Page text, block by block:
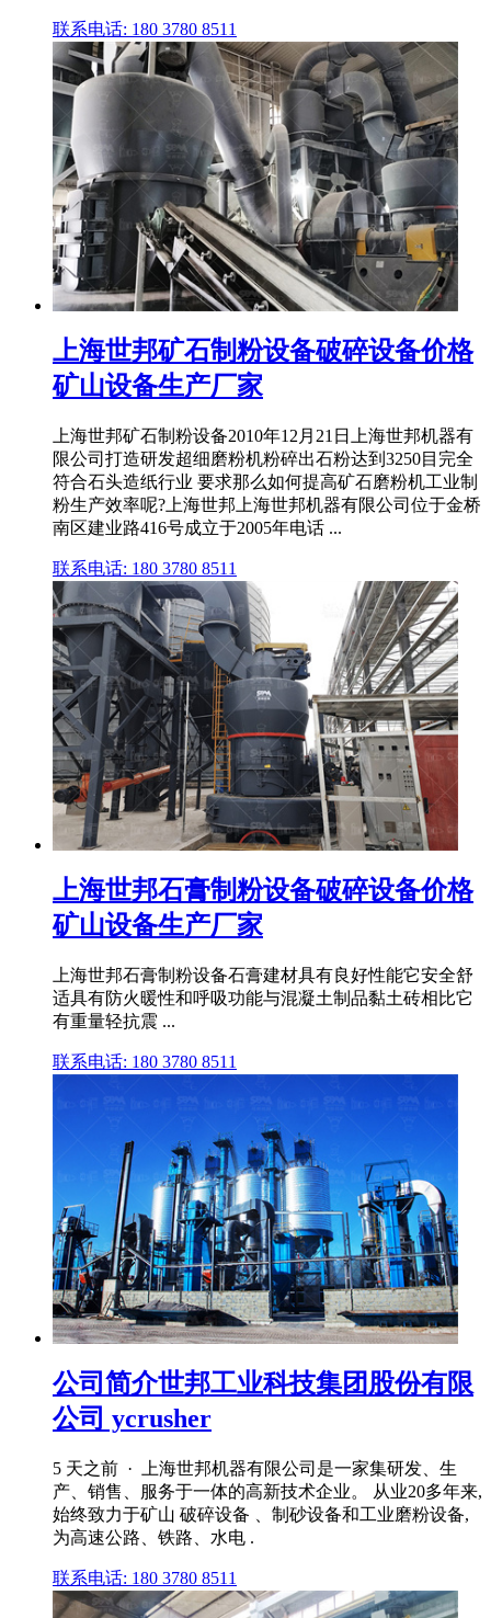
联系电话: 180 3780 8511
上海世邦矿石制粉设备破碎设备价格
矿山设备生产厂家
上海世邦矿石制粉设备2010年12月21日上海世邦机器有
限公司打造研发超细磨粉机粉碎出石粉达到3250目完全
符合石头造纸行业 要求那么如何提高矿石磨粉机工业制
粉生产效率呢?上海世邦上海世邦机器有限公司位于金桥
南区建业路416号成立于2005年电话 ...
联系电话: 180 3780 8511
上海世邦石膏制粉设备破碎设备价格
矿山设备生产厂家
上海世邦石膏制粉设备石膏建材具有良好性能它安全舒
适具有防火暖性和呼吸功能与混凝土制品黏土砖相比它
有重量轻抗震 ...
联系电话: 180 3780 8511
公司简介世邦工业科技集团股份有限
公司 ycrusher
5 天之前 · 上海世邦机器有限公司是一家集研发、生
产、销售、服务于一体的高新技术企业。 从业20多年来,
始终致力于矿山 破碎设备 、制砂设备和工业磨粉设备,
为高速公路、铁路、水电 .
联系电话: 180 3780 8511